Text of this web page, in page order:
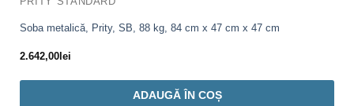
Soba metalică, Prity, SB, 88 kg, 84 cm x 47 cm x 47 cm
2.642,00lei
ADAUGĂ ÎN COȘ